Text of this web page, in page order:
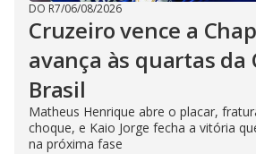
DO R7/06/08/2026
Cruzeiro vence a
avança às quartas da
Brasil
Matheus Henrique abre o placar,
choque, e Kaio Jorge fecha a vitória
na próxima fase